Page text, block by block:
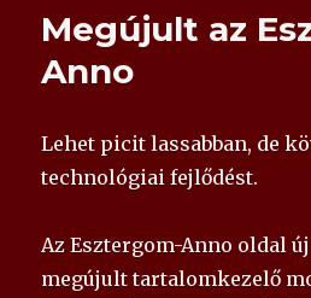
Megújult az
Anno
Lehet picit lassabban, de
technológiai fejlődést.
Az Esztergom-Anno oldal
megújult tartalomkezelő